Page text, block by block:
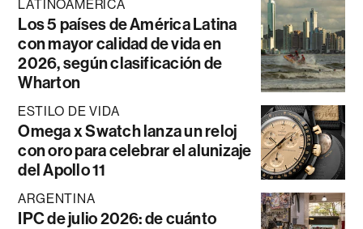
LATINOAMÉRICA
Los 5 países de América Latina
con mayor calidad de vida en
2026, según clasificación de
Wharton
ESTILO DE VIDA
Omega x Swatch lanza un reloj
con oro para celebrar el alunizaje
del Apollo 11
ARGENTINA
IPC de julio 2026: de cuánto